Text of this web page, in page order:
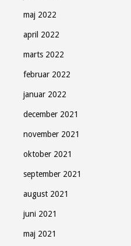
maj 2022
april 2022
marts 2022
februar 2022
januar 2022
december 2021
november 2021
oktober 2021
september 2021
august 2021
juni 2021
maj 2021